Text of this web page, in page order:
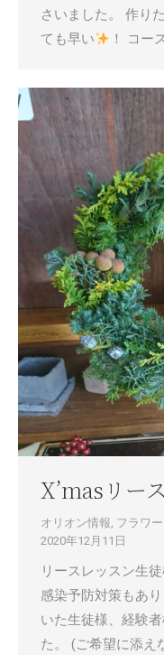
さいました。 作り
ても早い
！ コー
X’masリー
オリオン情報 フラワ
2020年12月11日
リースレッスン生
感染予防対策もあ
いた生徒様、経験
た。 (ご希望に添え